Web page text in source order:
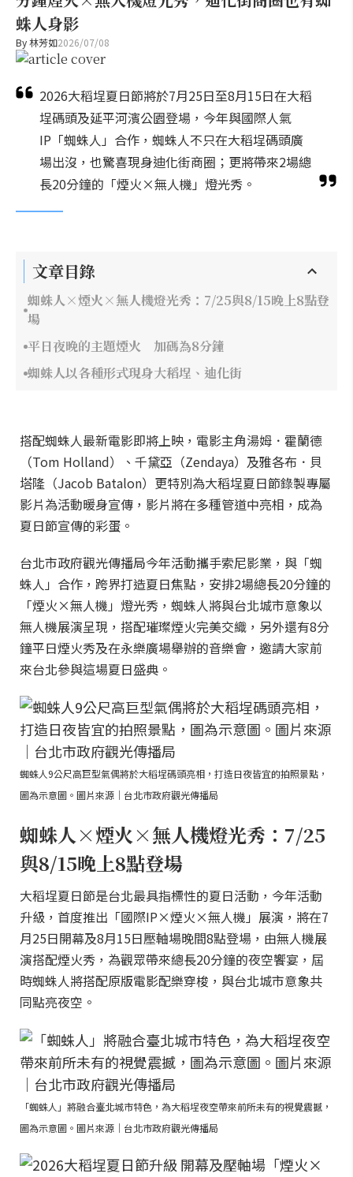
蛛人身影
By林芳如2026/07/08
2026大稻埕夏日節將於7月25日至8月15日在大稻
埕碼頭及延平河濱公園登場，今年與國際人氣
IP「蜘蛛人」合作，蜘蛛人不只在大稻埕碼頭廣
場出沒，也驚喜現身迪化街商圈；更將帶來2場總
長20分鐘的「煙火×無人機」燈光秀。
文章目錄
蜘蛛人×煙火×無人機燈光秀：7/25與8/15晚上8點登
場
平日夜晚的主題煙火 加碼為8分鐘
蜘蛛人以各種形式現身大稻埕、迪化街
搭配蜘蛛人最新電影即將上映，電影主角湯姆．霍蘭德
（Tom Holland）、千黛亞（Zendaya）及雅各布．貝
塔隆（Jacob Batalon）更特別為大稻埕夏日節錄製專屬
影片為活動暖身宣傳，影片將在多種管道中亮相，成為
夏日節宣傳的彩蛋。
台北市政府觀光傳播局今年活動攜手索尼影業，與「蜘
蛛人」合作，跨界打造夏日焦點，安排2場總長20分鐘的
「煙火×無人機」燈光秀，蜘蛛人將與台北城市意象以
無人機展演呈現，搭配璀璨煙火完美交織，另外還有8分
鐘平日煙火秀及在永樂廣場舉辦的音樂會，邀請大家前
來台北參與這場夏日盛典。
蜘蛛人9公尺高巨型氣偶將於大稻埕碼頭亮相，打造日夜皆宜的拍照景點，
圖為示意圖。圖片來源｜台北市政府觀光傳播局
蜘蛛人×煙火×無人機燈光秀：7/25
與8/15晚上8點登場
大稻埕夏日節是台北最具指標性的夏日活動，今年活動
升級，首度推出「國際IP×煙火×無人機」展演，將在7
月25日開幕及8月15日壓軸場晚間8點登場，由無人機展
演搭配煙火秀，為觀眾帶來總長20分鐘的夜空饗宴，屆
時蜘蛛人將搭配原版電影配樂穿梭，與台北城市意象共
同點亮夜空。
「蜘蛛人」將融合臺北城市特色，為大稻埕夜空帶來前所未有的視覺震撼，
圖為示意圖。圖片來源｜台北市政府觀光傳播局